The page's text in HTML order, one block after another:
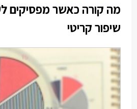
מה קורה כאשר מפסיקים
שיפור קריטי